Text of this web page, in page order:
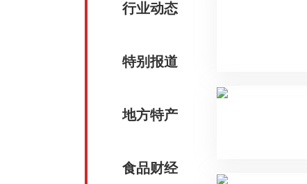
行业动态
特别报道
地方特产
食品财经